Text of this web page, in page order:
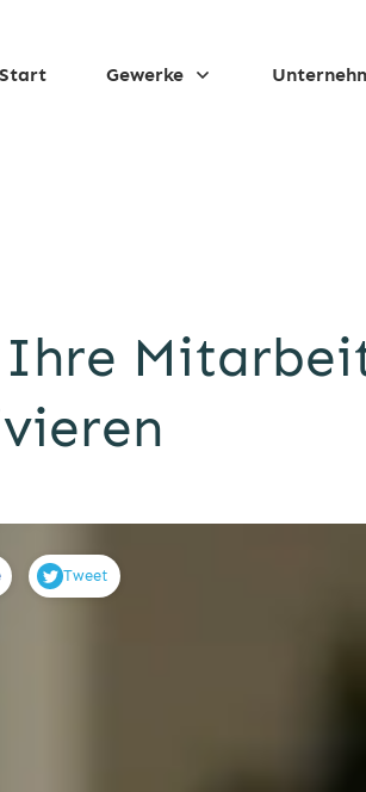
Start Gewerke
Ihre
Tweet